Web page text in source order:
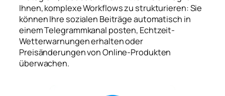
Ihnen, komplexe Workflows zu strukturieren: Sie
können Ihre sozialen Beiträge automatisch in
einem Telegrammkanal posten, Echtzeit-
Wetterwarnungen erhalten oder
Preisänderungen von Online-Produkten
überwachen.